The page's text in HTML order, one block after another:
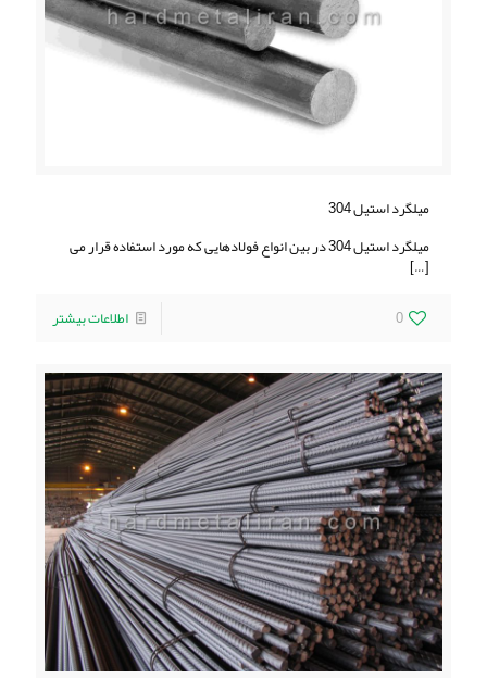
ميلگرد استيل 304
ميلگرد استيل 304 در بین انواع فولادهایی که مورد استفاده قرار می
[…]
0
اطلاعات بیشتر